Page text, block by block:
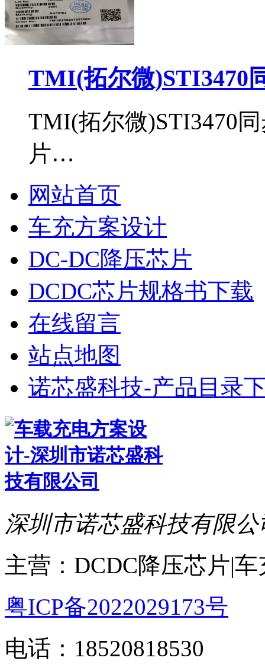
TMI(拓尔微)STI3470
TMI(拓尔微)STI3470
片…
网站首页
车充方案设计
DC-DC降压芯片
DCDC芯片规格书下载
在线留言
站点地图
诺芯盛科技-产品目录
深圳市诺芯盛科技有限公
主营：DCDC降压芯片|
粤ICP备2022029173号
电话：18520818530